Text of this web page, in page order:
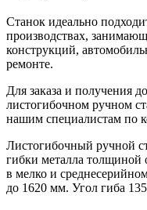
Станок идеально
производствах,
конструкций,
ремонте.
Для заказа и получения
листогибочном ручном
нашим специалистам по
Листогибочный ручной
гибки металла
в мелко и
до 1620 мм. Угол гиба